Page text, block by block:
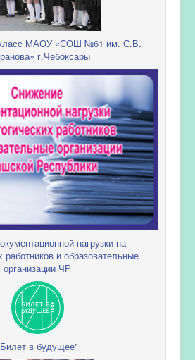
МАОУ «СОШ №61 им. С.В.
г.Чебоксары
нагрузки на
работников и образовательные
организации ЧР
в будущее"